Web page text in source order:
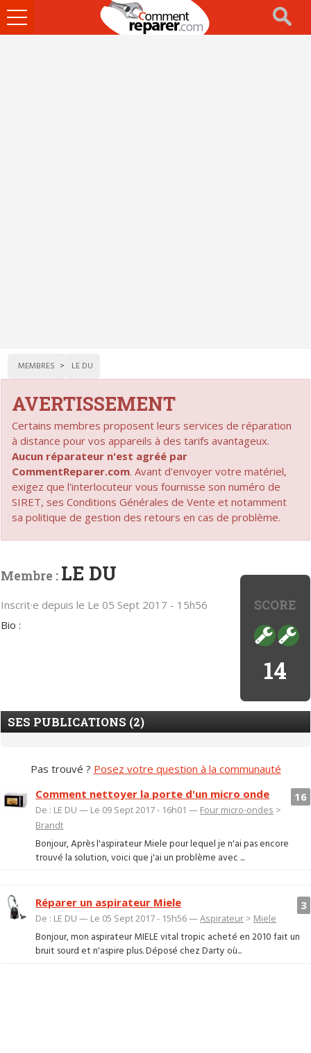
Ouvrir
le
MEMBRES LE DU
AVERTISSEMENT
Certains membres proposent leurs services de réparation
à distance pour vos appareils à des tarifs avantageux.
Aucun réparateur n'est agréé par
CommentReparer.com. Avant d'envoyer votre matériel,
exigez que l'interlocuteur vous fournisse son numéro de
SIRET, ses Conditions Générales de Vente et notamment
sa politique de gestion des retours en cas de problème.
SCORE
14
Membre : LE DU
Inscrit·e depuis le Le 05 Sept 2017 - 15h56
Bio :
SES PUBLICATIONS (2)
Pas trouvé ? Posez votre question à la communauté
16
Comment nettoyer la porte d'un micro onde
De : LE DU — Le 09 Sept 2017 - 16h01 — Four micro-ondes >
Brandt
Bonjour, Après l'aspirateur Miele pour lequel je n'ai pas encore
trouvé la solution, voici que j'ai un problème avec ...
3
Réparer un aspirateur Miele
De : LE DU — Le 05 Sept 2017 - 15h56 —Aspirateur > Miele
Bonjour, mon aspirateur MIELE vital tropic acheté en 2010 fait un
bruit sourd et n'aspire plus. Déposé chez Darty où...